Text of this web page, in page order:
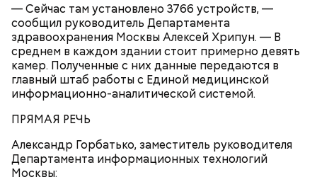
— Сейчас там установлено 3766 устройств, —
сообщил руководитель Департамента
здравоохранения Москвы Алексей Хрипун. — В
среднем в каждом здании стоит примерно девять
камер. Полученные с них данные передаются в
главный штаб работы с Единой медицинской
информационно-аналитической системой.
ПРЯМАЯ РЕЧЬ
Александр Горбатько, заместитель руководителя
Департамента информационных технологий
Москвы:
#снеговик #snowman #dog #englishbulldog
#bulldog #followme #bully #bullylife #bullylove
#theworldofbullies #dogsofig
Публикация отLeva Bulldogov (@leva_bulldog)
Фев 4, 2018 at 5:54 PST
Главным управлением МЧС России создан
Оперативный штаб для помощи людям,
пострадавшим от непогоды